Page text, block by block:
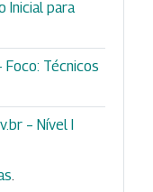
Inicial para
Foco: Técnicos
– Nível I